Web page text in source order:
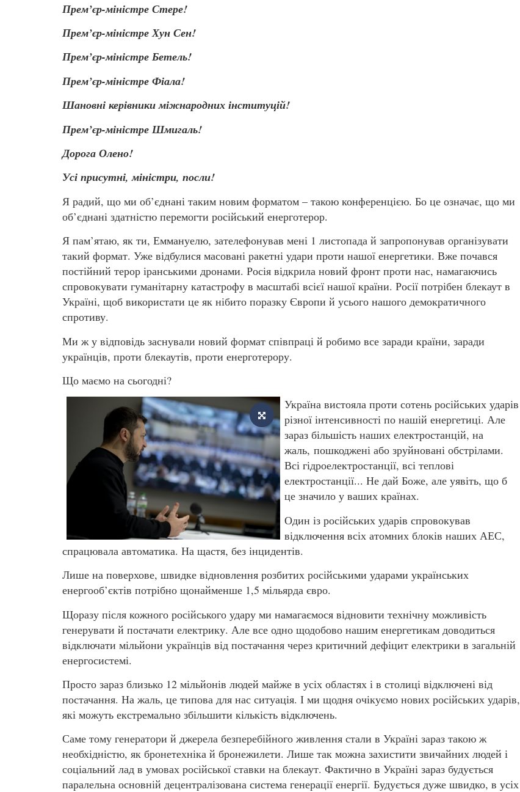
Прем’єр-міністре Стере!
Прем’єр-міністре Хун Сен!
Прем’єр-міністре Бетель!
Прем’єр-міністре Фіала!
Шановні керівники міжнародних інституцій!
Прем’єр-міністре Шмигаль!
Дорога Олено!
Усі присутні, міністри, посли!
Я радий, що ми об’єднані таким новим форматом – такою конференцією. Бо це означає, що ми
об’єднані здатністю перемогти російський енерготерор.
Я пам’ятаю, як ти, Еммануелю, зателефонував мені 1 листопада й запропонував організувати
такий формат. Уже відбулися масовані ракетні удари проти нашої енергетики. Вже почався
постійний терор іранськими дронами. Росія відкрила новий фронт проти нас, намагаючись
спровокувати гуманітарну катастрофу в масштабі всієї нашої країни. Росії потрібен блекаут в
Україні, щоб використати це як нібито поразку Європи й усього нашого демократичного
спротиву.
Ми ж у відповідь заснували новий формат співпраці й робимо все заради країни, заради
українців, проти блекаутів, проти енерготерору.
Що маємо на сьогодні?
Україна вистояла проти сотень російських ударів
різної інтенсивності по нашій енергетиці. Але
зараз більшість наших електростанцій, на
жаль, пошкоджені або зруйновані обстрілами.
Всі гідроелектростанції, всі теплові
електростанції... Не дай Боже, але уявіть, що б
це значило у ваших країнах.
Один із російських ударів спровокував
відключення всіх атомних блоків наших АЕС,
спрацювала автоматика. На щастя, без інцидентів.
Лише на поверхове, швидке відновлення розбитих російськими ударами українських
енергооб’єктів потрібно щонайменше 1,5 мільярда євро.
Щоразу після кожного російського удару ми намагаємося відновити технічну можливість
генерувати й постачати електрику. Але все одно щодобово нашим енергетикам доводиться
відключати мільйони українців від постачання через критичний дефіцит електрики в загальній
енергосистемі.
Просто зараз близько 12 мільйонів людей майже в усіх областях і в столиці відключені від
постачання. На жаль, це типова для нас ситуація. І ми щодня очікуємо нових російських ударів,
які можуть екстремально збільшити кількість відключень.
Саме тому генератори й джерела безперебійного живлення стали в Україні зараз такою ж
необхідністю, як бронетехніка й бронежилети. Лише так можна захистити звичайних людей і
соціальний лад в умовах російської ставки на блекаут. Фактично в Україні зараз будується
паралельна основній децентралізована система генерації енергії. Будується дуже швидко, в усіх